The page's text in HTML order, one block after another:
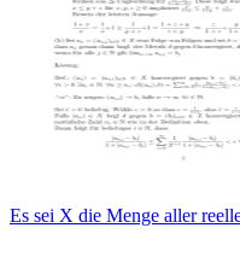
Es sei X die Menge aller